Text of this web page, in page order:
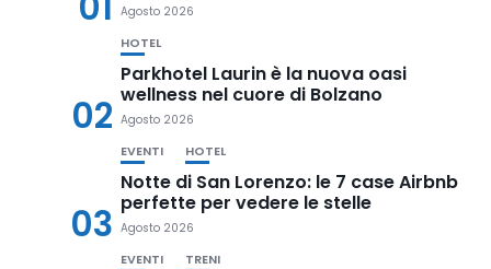
Agosto 2026
02
HOTEL
Parkhotel Laurin è la nuova oasi
wellness nel cuore di Bolzano
Agosto 2026
03
EVENTI HOTEL
Notte di San Lorenzo: le 7 case Airbnb
perfette per vedere le stelle
Agosto 2026
EVENTI TRENI